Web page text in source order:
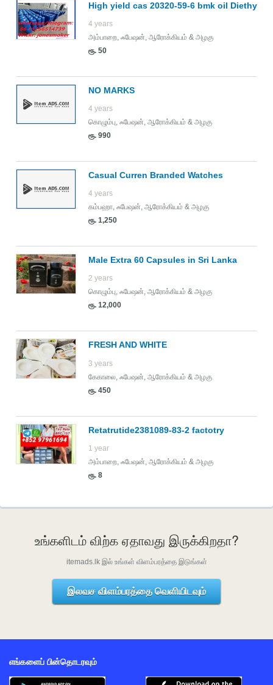
High yield cas 20320-59-6 bmk oil
4 years
அம்பாறை, ஃபேஷன், ஆரோக்கியம் & அழகு
ரூ. 50
NO MARKS
4 years
கொழும்பு, ஃபேஷன், ஆரோக்கியம் & அழகு
ரூ. 990
Casual Curren Branded Watches
4 years
கம்பஹா, ஃபேஷன், ஆரோக்கியம் & அழகு
ரூ. 1,250
Male Extra 60 Capsules in Sri Lanka
2 years
கொழும்பு, ஃபேஷன், ஆரோக்கியம் & அழகு
ரூ. 12,000
FRESH AND WHITE
3 years
கேகாலை ஃபேஷன், ஆரோக்கியம் & அழகு
ரூ. 450
Retatrutide2381089-83-2 factotry
1 year
அம்பாறை, ஃபேஷன், ஆரோக்கியம் & அழகு
ரூ. 8
உங்களிடம் விற்க ஏதாவது இருக்கிறதா?
itemads.lk இல் உங்கள் விளம்பரத்தை இடுங்கள்
இலவச விளம்பரத்தை வெளியிடவும்
எங்களைப் பின்தொடரவும்